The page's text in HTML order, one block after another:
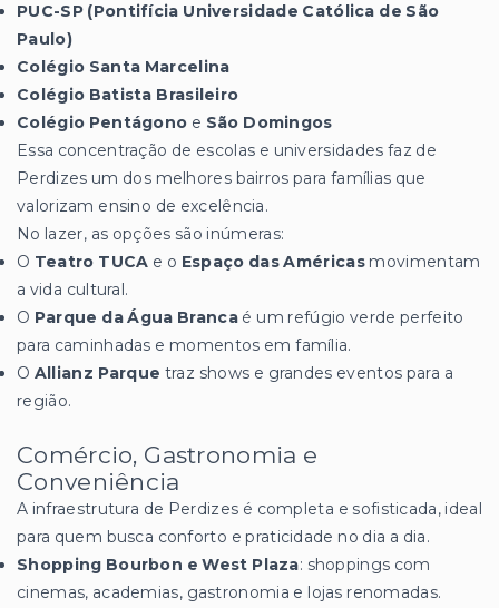
PUC-SP (Pontifícia Universidade Católica de São
Paulo)
Colégio Santa Marcelina
Colégio Batista Brasileiro
Colégio Pentágono e São Domingos
Essa concentração de escolas e universidades faz de
Perdizes um dos melhores bairros para famílias que
valorizam ensino de excelência.
No lazer, as opções são inúmeras:
O Teatro TUCA e o Espaço das Américasmovimentam
a vida cultural.
O Parque da Água Brancaé um refúgio verde perfeito
para caminhadas e momentos em família.
O Allianz Parque traz shows e grandes eventos para a
região.
Comércio, Gastronomia e
Conveniência
A infraestrutura de Perdizes é completa e sofisticada, ideal
para quem busca conforto e praticidade no dia a dia.
Shopping Bourbon e West Plaza: shoppings com
cinemas, academias, gastronomia e lojas renomadas.